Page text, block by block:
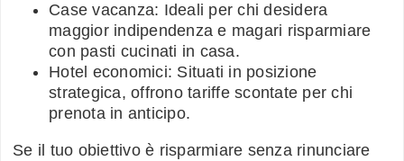
Case vacanza: Ideali per chi desidera
maggior indipendenza e magari risparmiare
con pasti cucinati in casa.
Hotel economici: Situati in posizione
strategica, offrono tariffe scontate per chi
prenota in anticipo.
Se il tuo obiettivo è risparmiare senza rinunciare